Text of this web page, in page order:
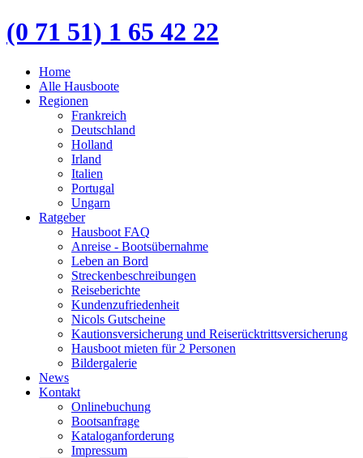
(0 71 51) 1 65 42 22
Home
Alle Hausboote
Regionen
Frankreich
Deutschland
Holland
Irland
Italien
Portugal
Ungarn
Ratgeber
Hausboot FAQ
Anreise - Bootsübernahme
Leben an Bord
Streckenbeschreibungen
Reiseberichte
Kundenzufriedenheit
Nicols Gutscheine
Kautionsversicherung und Reiserücktrittsversicherung
Hausboot mieten für 2 Personen
Bildergalerie
News
Kontakt
Onlinebuchung
Bootsanfrage
Kataloganforderung
Impressum